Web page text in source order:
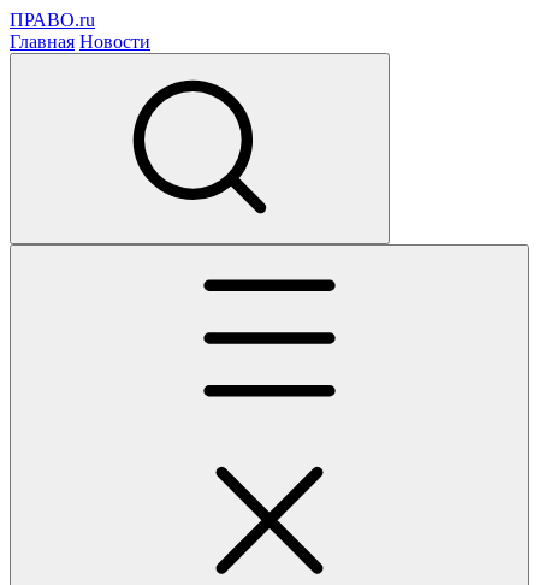
ПРАВО.ru
Главная Новости